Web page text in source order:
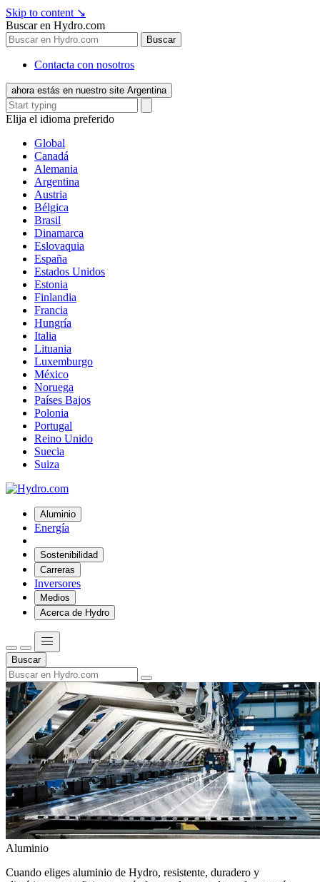
Skip to content ↘
Buscar en Hydro.com
Buscar
Contacta con nosotros
ahora estás en nuestro site Argentina
Elija el idioma preferido
Global
Canadá
Alemania
Argentina
Austria
Bélgica
Brasil
Dinamarca
Eslovaquia
España
Estados Unidos
Estonia
Finlandia
Francia
Hungría
Italia
Lituania
Luxemburgo
México
Noruega
Países Bajos
Polonia
Portugal
Reino Unido
Suecia
Suiza
Aluminio
Energía
Sostenibilidad
Carreras
Inversores
Medios
Acerca de Hydro
Buscar
Aluminio
Cuando eliges aluminio de Hydro, resistente, duradero y